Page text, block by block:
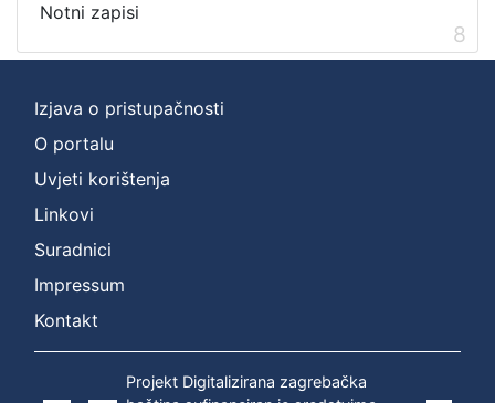
Notni zapisi
8
Izjava o pristupačnosti
O portalu
Uvjeti korištenja
Linkovi
Suradnici
Impressum
Kontakt
Projekt Digitalizirana zagrebačka